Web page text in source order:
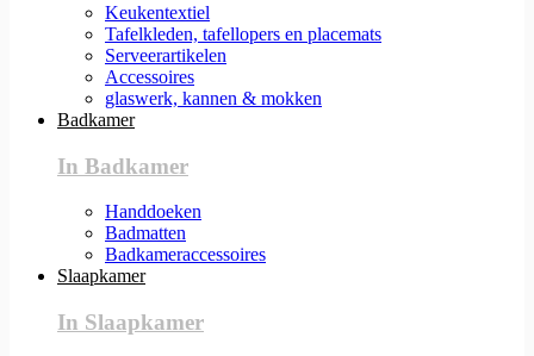
Keukentextiel
Tafelkleden, tafellopers en placemats
Serveerartikelen
Accessoires
glaswerk, kannen & mokken
Badkamer
In Badkamer
Handdoeken
Badmatten
Badkameraccessoires
Slaapkamer
In Slaapkamer